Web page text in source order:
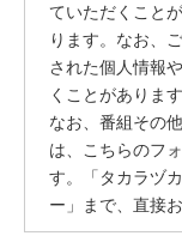
ていただくこと
ります。なお、
された個人情報
くことがありま
なお、番組その
は、こちらのフ
す。「タカラヅ
ー」まで、直接